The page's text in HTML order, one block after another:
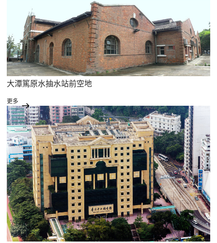
大潭篤原水抽水站前空地
更多